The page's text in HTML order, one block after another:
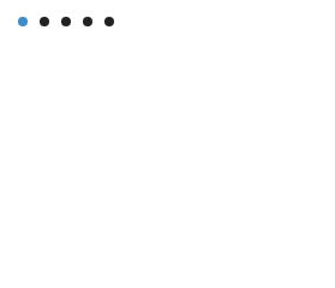
Назначение